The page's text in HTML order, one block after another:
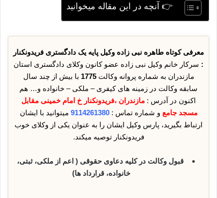
👉 آنچه در این مقاله میخوانید
معرفی کوتاه طاهره نبی زاده وکیل پایه یک دادگستری فریدونکنار
: سرکار خانم وکیل نبی زاده عضو کانون وکلای دادگستری استان
مازندران به شماره پروانه وکالت1775 با بیش از چند سال
سابقه وکالت در زمینه های کیفری – ملکی – خانواده و… هم
اکنون در آدرس : مازندران ،فریدونکنار خ امام خمینی مقابل
مسجد جامع و شماره تماس :9114261380 میتوانید با ایشان
ارتباط بگیرید، پارس وکیل ایشان را به عنوان یکی از وکلای خوب
فریدونکنار توصیه میکند.
قبول وکالت در کلیه دعاوی حقوقی ( اعم از ملکی، ثبتی،
خانواده، قرارداد ها)